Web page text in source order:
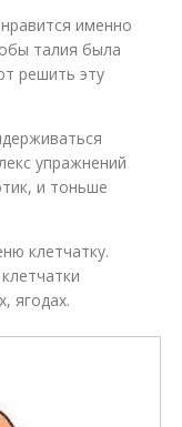
именно
талия была
решить эту
упражнений
и тоньше
клетчатку.
ягодах.